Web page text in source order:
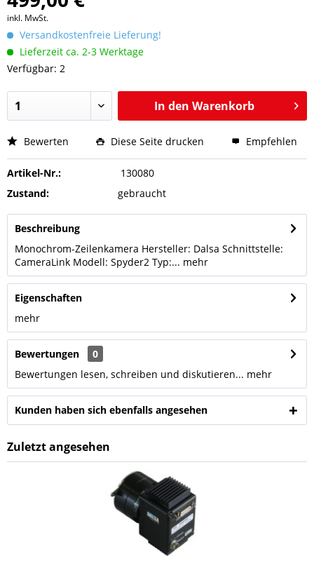
inkl. MwSt.
Versandkostenfreie Lieferung!
Lieferzeit ca. 2-3 Werktage
Verfügbar: 2
In den Warenkorb
Bewerten Diese Seite drucken Empfehlen
Artikel-Nr.:
130080
Zustand:
gebraucht
Beschreibung
Monochrom-Zeilenkamera Hersteller: Dalsa Schnittstelle:
CameraLink Modell: Spyder2 Typ:... mehr
Eigenschaften
mehr
Bewertungen
0
Bewertungen lesen, schreiben und diskutieren... mehr
Kunden haben sich ebenfalls angesehen
Zuletzt angesehen